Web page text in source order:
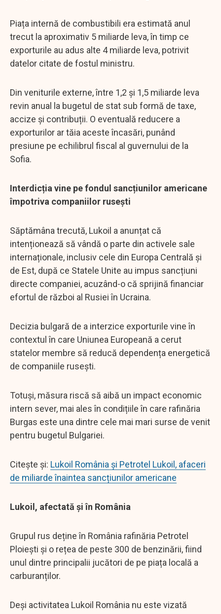
Piața internă de combustibili era estimată anul
trecut la aproximativ 5 miliarde leva, în timp ce
exporturile au adus alte 4 miliarde leva, potrivit
datelor citate de fostul ministru.
Din veniturile externe, între 1,2 și 1,5 miliarde leva
revin anual la bugetul de stat sub formă de taxe,
accize și contribuții. O eventuală reducere a
exporturilor ar tăia aceste încasări, punând
presiune pe echilibrul fiscal al guvernului de la
Sofia.
Interdicția vine pe fondul sancțiunilor americane
împotriva companiilor rusești
Săptămâna trecută, Lukoil a anunțat că
intenționează să vândă o parte din activele sale
internaționale, inclusiv cele din Europa Centrală și
de Est, după ce Statele Unite au impus sancțiuni
directe companiei, acuzând-o că sprijină financiar
efortul de război al Rusiei în Ucraina.
Decizia bulgară de a interzice exporturile vine în
contextul în care Uniunea Europeană a cerut
statelor membre să reducă dependența energetică
de companiile rusești.
Totuși, măsura riscă să aibă un impact economic
intern sever, mai ales în condițiile în care rafinăria
Burgas este una dintre cele mai mari surse de venit
pentru bugetul Bulgariei.
Citește și: Lukoil România și Petrotel Lukoil, afaceri
de miliarde înaintea sancțiunilor americane
Lukoil, afectată și în România
Grupul rus deține în România rafinăria Petrotel
Ploiești și o rețea de peste 300 de benzinării, fiind
unul dintre principalii jucători de pe piața locală a
carburanților.
Deși activitatea Lukoil România nu este vizată